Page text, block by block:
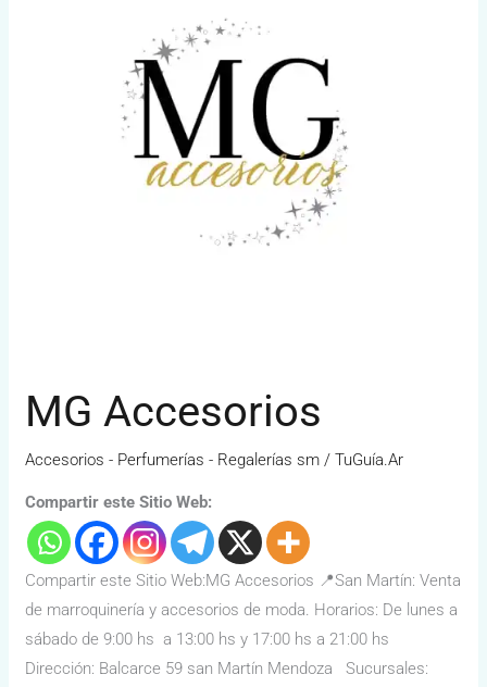
MG Accesorios
Accesorios - Perfumerías - Regalerías sm /TuGuía.Ar
Compartir este Sitio Web:
Compartir este Sitio Web:MG Accesorios 📍San Martín: Venta
de marroquinería y accesorios de moda. Horarios: De lunes a
sábado de 9:00 hs a 13:00 hs y 17:00 hs a 21:00 hs
Dirección: Balcarce 59 san Martín Mendoza Sucursales: